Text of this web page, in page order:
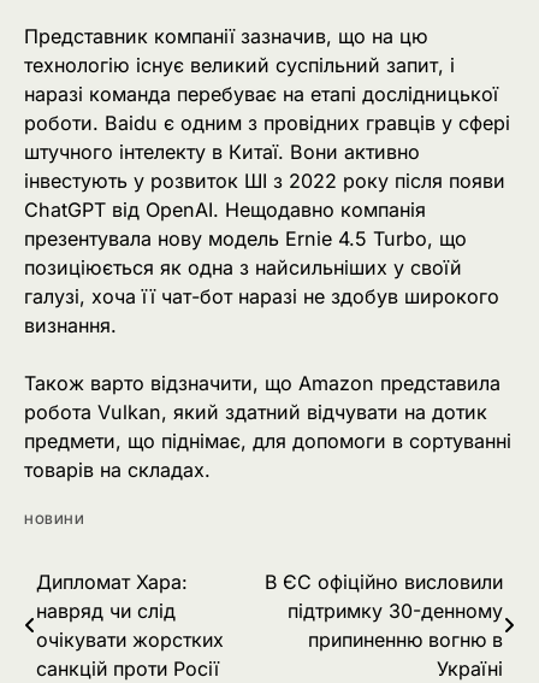
Представник компанії зазначив, що на цю
технологію існує великий суспільний запит, і
наразі команда перебуває на етапі дослідницької
роботи. Baidu є одним з провідних гравців у сфері
штучного інтелекту в Китаї. Вони активно
інвестують у розвиток ШІ з 2022 року після появи
ChatGPT від OpenAI. Нещодавно компанія
презентувала нову модель Ernie 4.5 Turbo, що
позиціюється як одна з найсильніших у своїй
галузі, хоча її чат-бот наразі не здобув широкого
визнання.
Також варто відзначити, що Amazon представила
робота Vulkan, який здатний відчувати на дотик
предмети, що піднімає, для допомоги в сортуванні
товарів на складах.
НОВИНИ
Навігація
записів
Дипломат Хара:
навряд чи слід
очікувати жорстких
санкцій проти Росії
В ЄС офіційно висловили
підтримку 30-денному
припиненню вогню в
Україні